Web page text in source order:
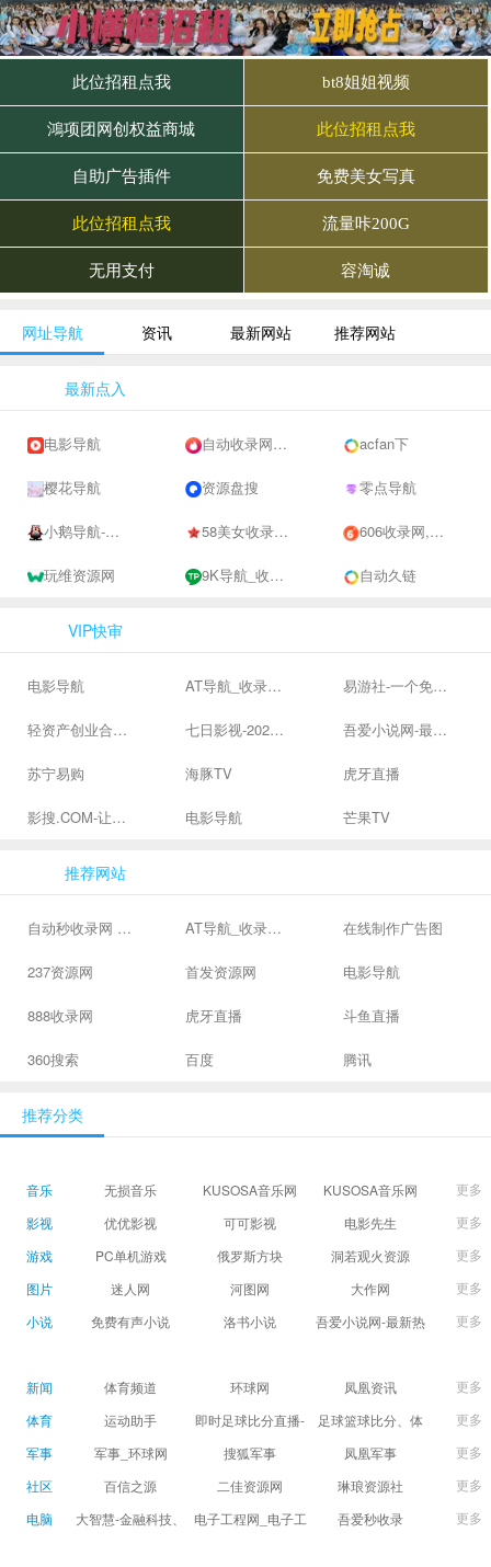
网址导航 资讯 最新网站 推荐网站
最新点入
电影导航 自动收录网 - 自动秒收录-网站收录-收录网站-网址收录-秒收录 acfan下
樱花导航 资源盘搜 零点导航
小鹅导航-网站收录-自动收录网-网址收录-自动秒收录 58美女收录网-自动收录网站-流量交换-自动链 606收录网,免费自动秒收录网址,提供自动收录,网站导航大全源码,自动链,友情链接交换。
玩维资源网 9K导航_收录网-网址收录-网址导航-收录网站-自助广告系统 自动久链
VIP快审
电影导航 AT导航_收录网_免费收录网站_自动收录网_秒收录 易游社-一个免费二次元游戏分享社区
轻资产创业合集、私域引流服务、抖音有效粉丝 七日影视-2024全网高清电影大全-最新最全最好看的电影电视剧网站 - 七日影视 吾爱小说网-最新热门免费小说阅读
苏宁易购 海豚TV 虎牙直播
影搜.COM-让影视搜索变得简单 电影导航 芒果TV
推荐网站
自动秒收录网 - 自动秒收录-网站收录-收录网站-网址收录-秒收录 AT导航_收录网_免费收录网站_自动收录网_秒收录 在线制作广告图
237资源网 首发资源网 电影导航
888收录网 虎牙直播 斗鱼直播
360搜索 百度 腾讯
推荐分类
音乐 无损音乐 KUSOSA音乐网 KUSOSA音乐网
更多
影视
优优影视 可可影视 电影先生
更多
游戏
PC单机游戏 俄罗斯方块 洞若观火资源
更多
图片
迷人网 河图网 大作网
更多
小说
免费有声小说 洛书小说
吾爱小说网-最新热
更多
新闻 体育频道 环球网 凤凰资讯
更多
体育
运动助手
即时足球比分直播-
精准赛程赛果及角
足球篮球比分、体
育赛果直播|让足球
更多
军事
军事_环球网 搜狐军事 凤凰军事
更多
社区
百信之源 二佳资源网 琳琅资源社
更多
电脑
大智慧-金融科技、
电子工程网_电子工
吾爱秒收录
更多